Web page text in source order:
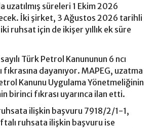
uzatılmış süreleri 1 Ekim 2026
İki şirket, 3 Ağustos 2026 tarihli
ruhsat için de ikişer yıllık ek süre
Türk Petrol Kanununun 6 ncı
fıkrasına dayanıyor. MAPEG, uzatma
Kanunu Uygulama Yönetmeliğinin
birinci fıkrası uyarınca ilan etti.
ilişkin başvuru 7918/2/1-1,
ruhsata ilişkin başvuru ise